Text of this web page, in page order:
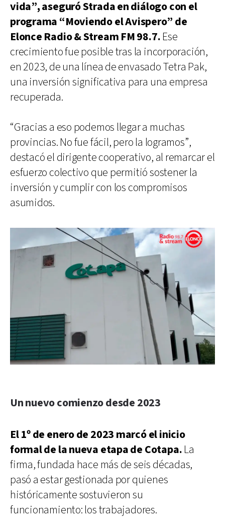
vida”, aseguró Strada en diálogo con el
programa “Moviendo el Avispero” de
Elonce Radio & Stream FM 98.7.Ese
crecimiento fue posible tras la incorporación,
en 2023, de una línea de envasado Tetra Pak,
una inversión significativa para una empresa
recuperada.
“Gracias a eso podemos llegar a muchas
provincias. No fue fácil, pero la logramos”,
destacó el dirigente cooperativo, al remarcar el
esfuerzo colectivo que permitió sostener la
inversión y cumplir con los compromisos
asumidos.
Un nuevo comienzo desde 2023
El 1º de enero de 2023 marcó el inicio
formal de la nueva etapa de Cotapa.La
firma, fundada hace más de seis décadas,
pasó a estar gestionada por quienes
históricamente sostuvieron su
funcionamiento: los trabajadores.